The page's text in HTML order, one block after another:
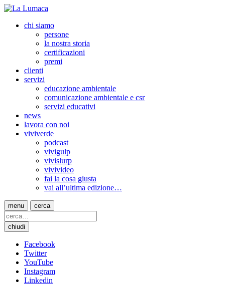
chi siamo
persone
la nostra storia
certificazioni
premi
clienti
servizi
educazione ambientale
comunicazione ambientale e csr
servizi educativi
news
lavora con noi
viviverde
podcast
vivigulp
vivislurp
vivivideo
fai la cosa giusta
vai all’ultima edizione…
menu cerca
chiudi
Facebook
Twitter
YouTube
Instagram
Linkedin